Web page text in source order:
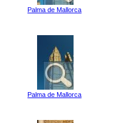
Palma de Mallorca
Palma de Mallorca